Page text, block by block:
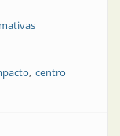
centro